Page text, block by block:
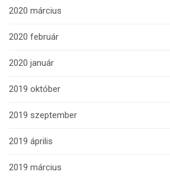
2020 március
2020 február
2020 január
2019 október
2019 szeptember
2019 április
2019 március